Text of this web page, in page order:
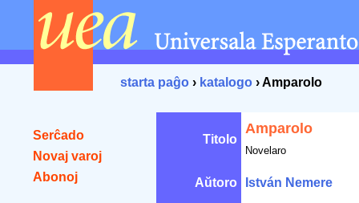
starta paĝo › katalogo › Amparolo
Serĉado
Novaj varoj
Abonoj
Titolo
Amparolo
Novelaro
Aŭtoro István Nemere